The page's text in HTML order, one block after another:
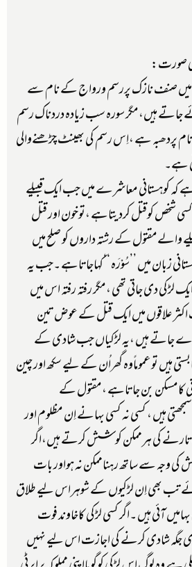
صورت:
میں صنف نازک پررسم ورواج کے نام سے
ہیں،مگر سورہ سب زیادہ دردناک رسم
پردھبہ ہے ،اِس رسم کی بھینٹ چڑھنےوالی
ہے۔
کوہستانی معاشرے میں جب ایک قبیلے
شخص کوقتل کردیتاہے ،توخون اور قتل
کے رشتہ داروں کو صلح میں
زبان میں ’’سُوْرَہ ‘‘کہاجاتاہے ۔جب یہ
لڑکی دی جاتی تھی ،مگر رفتہ رفتہ اس میں
علاقوں میں ایک قتل کے عوض تین
دے جاتے ہیں ،یہ لڑکیاں جب شادی کے
ہیں تو عموماًوہ گھراُن کے لیے سکھ اور چین
کامسکن بن جاتاہے ،مقتول کے
ہیں ، کسی نہ کسی بہانے اِن مظلوم اور
اتارنے کی ہرممکن کوشش کرتے ہیں،اگر
کی وجہ سے ساتھ رہناممکن نہ ہواور بات
تب بھی اِن لڑکیوں کے شوہراس لیے طلاق
آئی ہیں ۔اگر کسی لڑکی کاخاوند فوت
جگہ شادی کرنے کی اجازت اس لیے نہیں